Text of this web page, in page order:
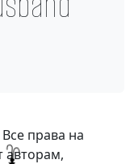
Все права на
авторам,